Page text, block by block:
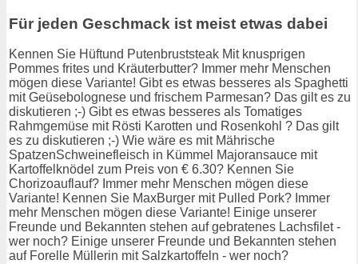
Für jeden Geschmack ist meist etwas dabei
Kennen Sie Hüftund Putenbruststeak Mit knusprigen
Pommes frites und Kräuterbutter? Immer mehr Menschen
mögen diese Variante! Gibt es etwas besseres als Spaghetti
mit Geüsebolognese und frischem Parmesan? Das gilt es zu
diskutieren ;-) Gibt es etwas besseres als Tomatiges
Rahmgemüse mit Rösti Karotten und Rosenkohl ? Das gilt
es zu diskutieren ;-) Wie wäre es mit Mährische
SpatzenSchweinefleisch in Kümmel Majoransauce mit
Kartoffelknödel zum Preis von € 6.30? Kennen Sie
Chorizoauflauf? Immer mehr Menschen mögen diese
Variante! Kennen Sie MaxBurger mit Pulled Pork? Immer
mehr Menschen mögen diese Variante! Einige unserer
Freunde und Bekannten stehen auf gebratenes Lachsfilet -
wer noch? Einige unserer Freunde und Bekannten stehen
auf Forelle Müllerin mit Salzkartoffeln - wer noch?